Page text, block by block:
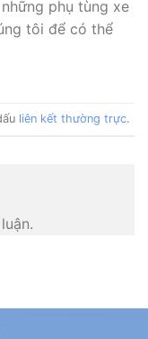
phụ tùng xe
tôi để có thể
liên kết thường trực.